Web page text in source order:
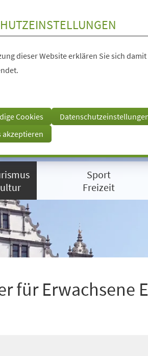
dieser Website erklären Sie sich
Cookies
akzeptieren
Sport
Freizeit
für Erwachsene